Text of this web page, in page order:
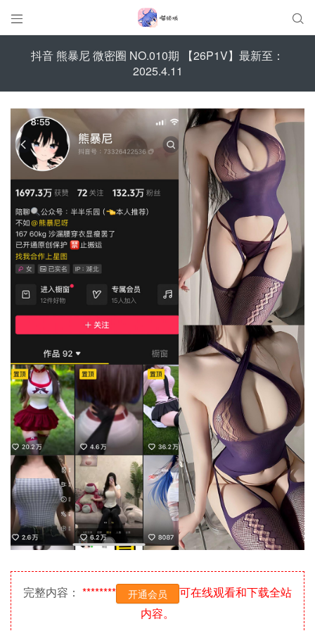
 
抖音 熊暴尼 微密圈 NO.010期 【26P1V】最新至：
2025.4.11
完整内容： ******** 开通会员
可在线观看和下载全站
内容。